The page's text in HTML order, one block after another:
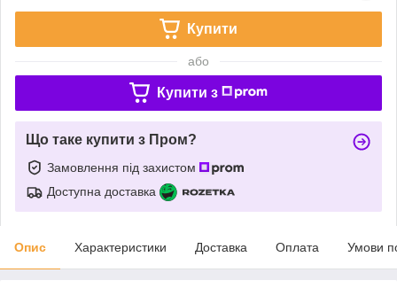
Купити
або
Купити з
Що таке купити з Пром?
Замовлення під захистом
Доступна доставка
Опис Характеристики Доставка Оплата Умови